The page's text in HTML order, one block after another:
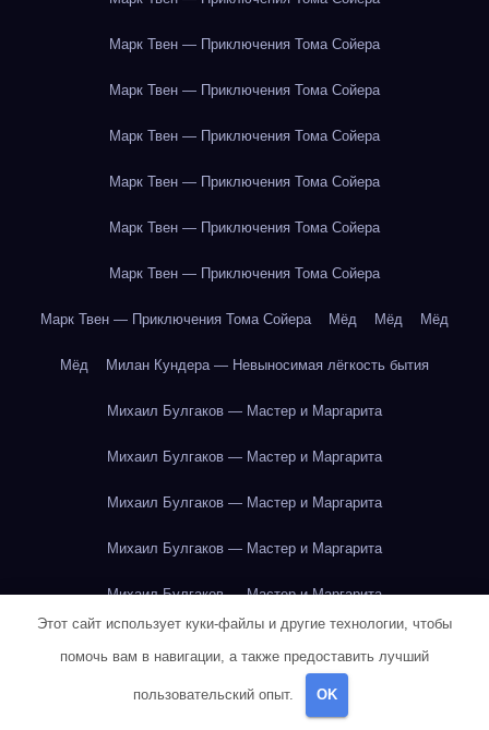
Марк Твен — Приключения Тома Сойера
Марк Твен — Приключения Тома Сойера
Марк Твен — Приключения Тома Сойера
Марк Твен — Приключения Тома Сойера
Марк Твен — Приключения Тома Сойера
Марк Твен — Приключения Тома Сойера
Марк Твен — Приключения Тома Сойера Мёд Мёд Мёд
Мёд Милан Кундера — Невыносимая лёгкость бытия
Михаил Булгаков — Мастер и Маргарита
Михаил Булгаков — Мастер и Маргарита
Михаил Булгаков — Мастер и Маргарита
Михаил Булгаков — Мастер и Маргарита
Михаил Булгаков — Мастер и Маргарита
Михаил Булгаков — Мастер и Маргарита
Этот сайт использует куки-файлы и другие технологии, чтобы
помочь вам в навигации, а также предоставить лучший
пользовательский опыт. OK